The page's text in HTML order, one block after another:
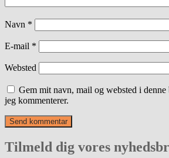
Navn *
E-mail *
Websted
Gem mit navn, mail og websted i
jeg kommenterer.
Tilmeld dig vores